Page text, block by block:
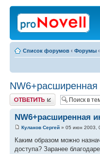
Список форумов ‹ Форумы ‹
Ответить
NW6+расширенная
Кулаков Сергей » 05 июн 2003,
Каким образом можно
доступа? Заранее